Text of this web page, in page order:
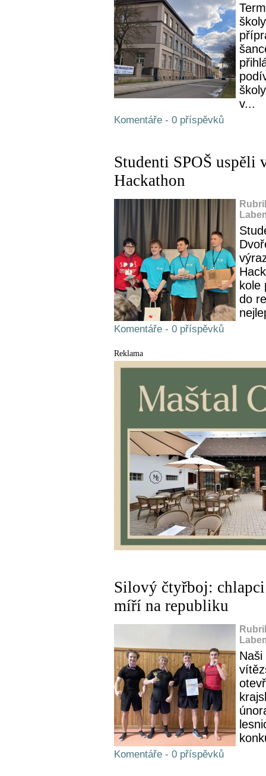
v...
Komentáře - 0 příspěvků
Studenti SPOŠ uspěli
Hackathon
kole
do
Komentáře - 0 příspěvků
Reklama
Silový čtyřboj:
míří na republiku
Naši
Komentáře - 0 příspěvků